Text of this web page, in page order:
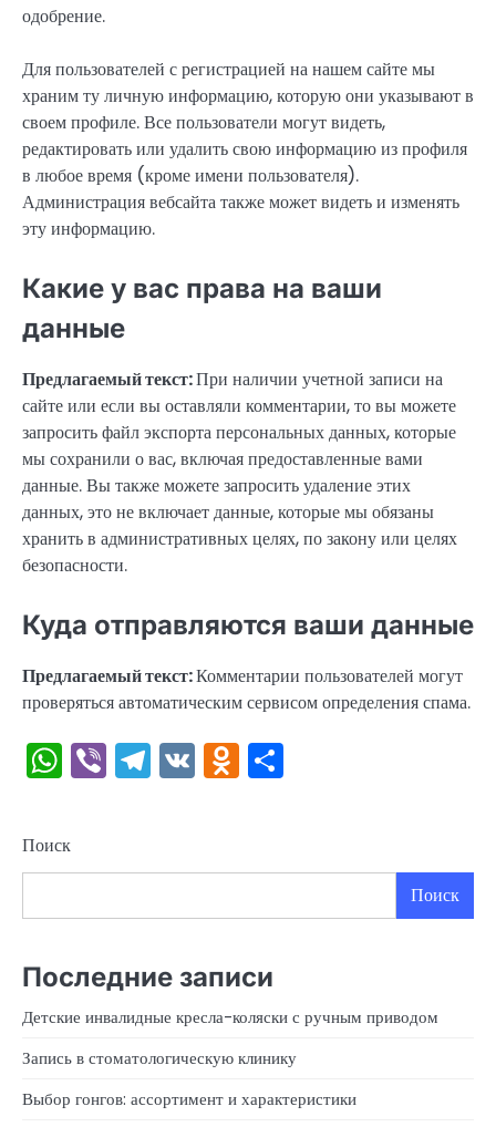
одобрение.
Для пользователей с регистрацией на нашем сайте мы
храним ту личную информацию, которую они указывают в
своем профиле. Все пользователи могут видеть,
редактировать или удалить свою информацию из профиля
в любое время (кроме имени пользователя).
Администрация вебсайта также может видеть и изменять
эту информацию.
Какие у вас права на ваши
данные
Предлагаемый текст:При наличии учетной записи на
сайте или если вы оставляли комментарии, то вы можете
запросить файл экспорта персональных данных, которые
мы сохранили о вас, включая предоставленные вами
данные. Вы также можете запросить удаление этих
данных, это не включает данные, которые мы обязаны
хранить в административных целях, по закону или целях
безопасности.
Куда отправляются ваши данные
Предлагаемый текст:Комментарии пользователей могут
проверяться автоматическим сервисом определения спама.
WhatsApp
ViberTelegram
VKOdnoklassniki
Поиск
Поиск
Последние записи
Детские инвалидные кресла-коляски с ручным приводом
Запись в стоматологическую клинику
Выбор гонгов: ассортимент и характеристики